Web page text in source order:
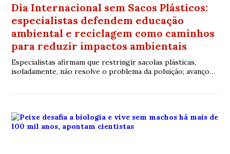
Dia Internacional sem Sacos Plásticos:
especialistas defendem educação
ambiental e reciclagem como caminhos
para reduzir impactos ambientais
Especialistas afirmam que restringir sacolas plásticas,
isoladamente, não resolve o problema da poluição; avanço